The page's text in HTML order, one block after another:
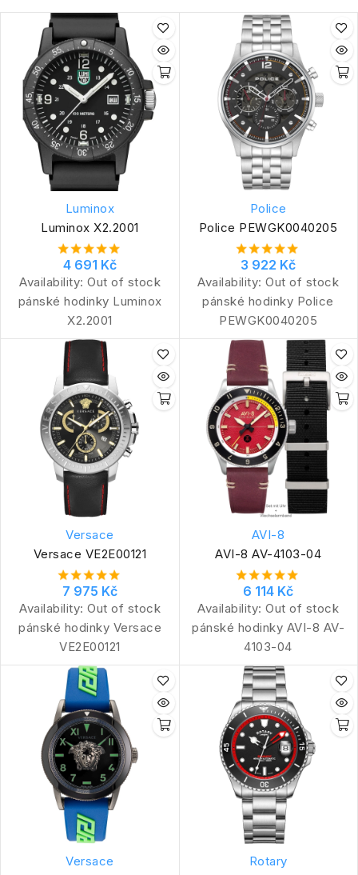
Luminox
Luminox X2.2001
4 691 Kč
Availability: Out of stock
pánské hodinky Luminox
X2.2001
Police
Police PEWGK0040205
3 922 Kč
Availability: Out of stock
pánské hodinky Police
PEWGK0040205
Versace
Versace VE2E00121
7 975 Kč
Availability: Out of stock
pánské hodinky Versace
VE2E00121
AVI-8
AVI-8 AV-4103-04
6 114 Kč
Availability: Out of stock
pánské hodinky AVI-8 AV-
4103-04
Versace
Rotary